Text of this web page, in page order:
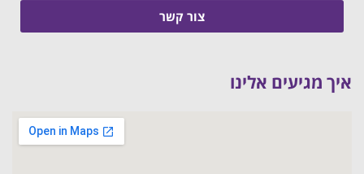
צור קשר
איך מגיעים אלינו